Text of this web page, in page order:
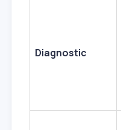
Diagnostic